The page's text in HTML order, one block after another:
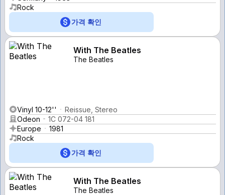
Rock
가격 확인
With The Beatles
The Beatles
Vinyl 10-12''
Reissue, Stereo
Odeon
1C 072-04 181
Europe
1981
Rock
가격 확인
With The Beatles
The Beatles